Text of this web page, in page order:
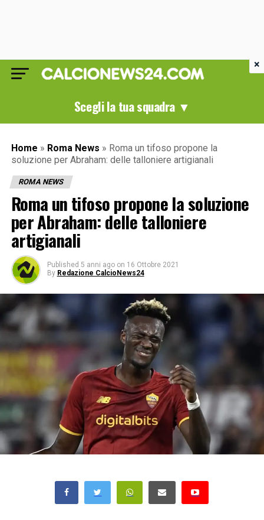
Scegli la tua squadra ▼
Home » Roma News » Roma un tifoso propone la
soluzione per Abraham: delle talloniere artigianali
ROMA NEWS
Roma un tifoso propone la soluzione
per Abraham: delle talloniere
artigianali
Published 5 anni ago on 16 Ottobre 2021
By Redazione CalcioNews24
×